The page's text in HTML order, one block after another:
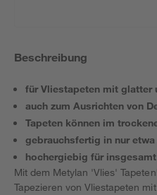
Beschreibung
für Vliestapeten mit glatter
auch zum Ausrichten von
Tapeten können im
gebrauchsfertig in nur
hochergiebig für
Mit dem Metylan 'Vlies'
Tapezieren von Vliestapeten